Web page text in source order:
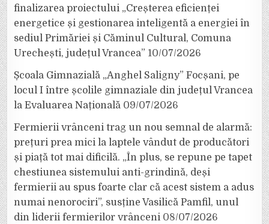
finalizarea proiectului „Creșterea eficienței
energetice și gestionarea inteligentă a energiei în
sediul Primăriei și Căminul Cultural, Comuna
Urechești, județul Vrancea” 10/07/2026
Școala Gimnazială „Anghel Saligny” Focșani, pe
locul I între școlile gimnaziale din județul Vrancea
la Evaluarea Națională 09/07/2026
Fermierii vrânceni trag un nou semnal de alarmă:
prețuri prea mici la laptele vândut de producători
și piață tot mai dificilă. „În plus, se repune pe tapet
chestiunea sistemului anti-grindină, deși
fermierii au spus foarte clar că acest sistem a adus
numai nenorociri”, susține Vasilică Pamfil, unul
din liderii fermierilor vrânceni 08/07/2026